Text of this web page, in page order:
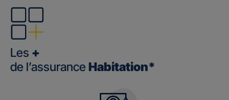
Les +
de l’assurance Habitation*